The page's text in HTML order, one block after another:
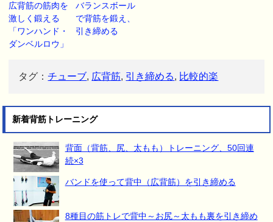
広背筋の筋肉を
激しく鍛える
「ワンハンド・
ダンベルロウ」
バランスボール
で背筋を鍛え、
引き締める
タグ：チューブ, 広背筋, 引き締める, 比較的楽
新着背筋トレーニング
背面（背筋、尻、太もも）トレーニング、50回連
続×3
バンドを使って背中（広背筋）を引き締める
8種目の筋トレで背中～お尻～太もも裏を引き締め